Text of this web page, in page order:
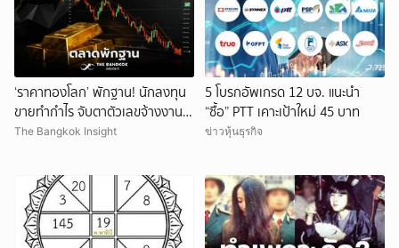
‘ราคาทองโลก’ พักฐาน! นักลงทุน
ขายทำกำไร จับตาตัวเลขจ้างงาน
สหรัฐ
The Bangkok Insight
5 โบรกอัพเกรด 12 บจ. แนะนำ
“ซื้อ” PTT เคาะเป้าใหม่ 45 บาท
ข่าวหุ้นธุรกิจ